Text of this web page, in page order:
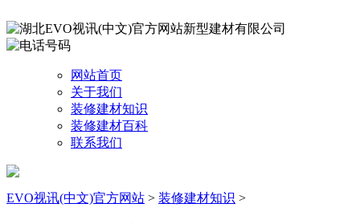
网站首页
关于我们
装修建材知识
装修建材百科
联系我们
EVO视讯(中文)官方网站 > 装修建材知识 >